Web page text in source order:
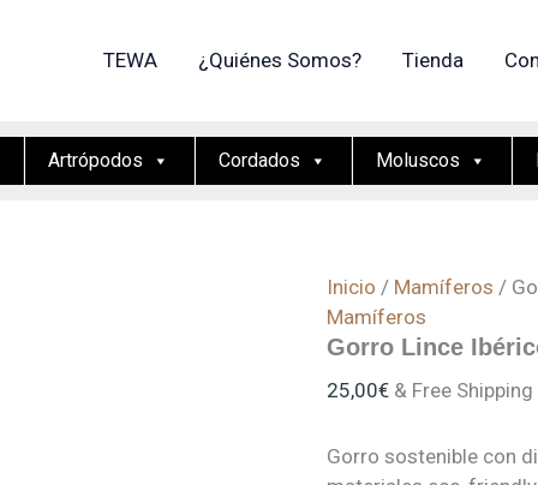
TEWA ¿Quiénes Somos? Tienda
Artrópodos Cordados Moluscos
Inicio / Mamíferos /
Mamíferos
Gorro Lince
25,00€ & Free Shipping
Gorro sostenible con